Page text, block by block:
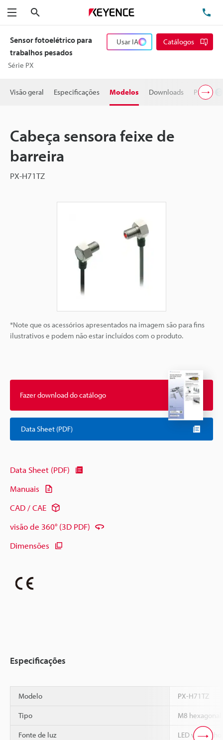
Menu
Sensor fotoelétrico para
trabalhos pesados
Série PX
Usar IA Catálogos
Visão geral Especificações Modelos Downloads Preço
Cabeça sensora feixe de
barreira
PX-H71TZ
*Note que os acessórios apresentados na imagem são para fins
ilustrativos e podem não estar incluídos com o produto.
Fazer download do catálogo
Data Sheet (PDF)
Data Sheet (PDF)
Manuais
CAD / CAE
visão de 360° (3D PDF)
Dimensões
Especificações
Modelo PX-H71TZ
Tipo M8
Fonte de luz
LED